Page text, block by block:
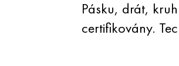
Pásku, drát,
certifikovány.